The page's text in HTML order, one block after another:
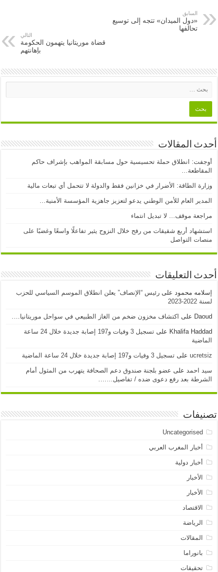
السابق
«دول الميدان» تتجه إلى توسيع
تحالفها
التالي
قضاة موريتانيا يتهمون الحكومة
بإهانتهم
أحدث المقالات
أوجفت: انطلاق حملة تحسيسية حول مسابقة المواهب بإشراف حاكم
المقاطعة…
وزارة الطاقة: الأضرار في خزانين فقط والدولة لا تتحمل أي تبعات مالية
المدير العام للأمن الوطني يدعو لتعزيز جاهزية المؤسسة الأمنية…
مراجعة موقف… لا تبديل انتماء
استشهاد أربع شقيقات من رفح خلال النزوح يثير تفاعلًا واسعًا وغضبًا على
منصات التواصل
أحدث التعليقات
إسلامه محمود علىرئيس “الإنصاف” يعلن انطلاق الموسم السياسي للحزب
لسنة 2022-2023
Daoud على اكتشاف مخزون ضخم من الغاز الطبيعي في سواحل موريتانيا….
Khalifa Haddad على
تسجيل 3 وفيات و197 إصابة جديدة خلال 24 ساعة
الماضية
ucretsiz علىتسجيل 3 وفيات و197 إصابة جديدة خلال 24 ساعة الماضية
سيد احمد على عضو بلجنة صندوق دعم الصحافة يتهرب من المثول أمام
الشرطة بعد رفع دعوى ضده / تفاصيل…….
تصنيفات
Uncategorised
أخبار المغرب العربي
أخبار دولية
الأخبار
الأخبار
الاقتصاد
الرياضة
المقالات
بانوراما
تحقيقات